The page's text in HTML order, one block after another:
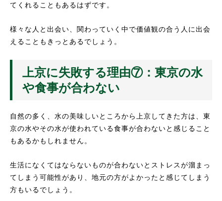
てくれることもあるはずです。
様々な人と出会い、関わっていく中で価値観の合う人に出会
えることもきっとあるでしょう。
上京に失敗する理由⑦：東京の水
や食事が合わない
自然の多く、水の美味しいところから上京してきた方は、東
京の水やその水が使われている食事が合わないと感じること
もあるかもしれません。
生活になくてはならないものが合わないとストレスが溜まっ
てしまう可能性があり、地元の方がよかったと感じてしまう
方もいるでしょう。